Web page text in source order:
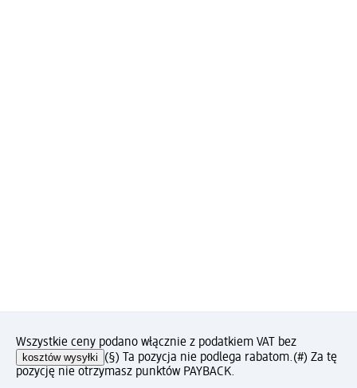
Wszystkie ceny podano włącznie z podatkiem VAT bez
kosztów wysyłki (§) Ta pozycja nie podlega rabatom.(#) Za tę
pozycję nie otrzymasz punktów PAYBACK.